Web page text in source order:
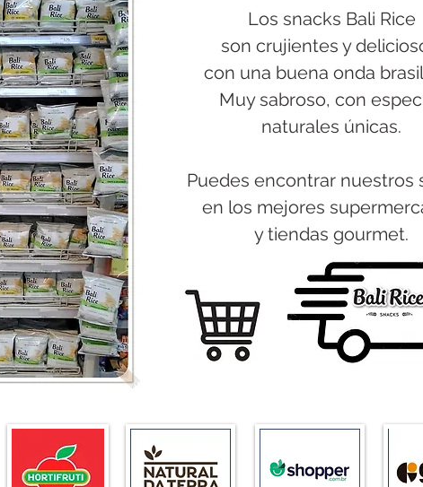
Los snacks Bali Rice
son crujientes y
con una buena onda
Muy sabroso, con
naturales únicas.
Puedes encontrar nuestros
en los mejores
y tiendas gourmet.